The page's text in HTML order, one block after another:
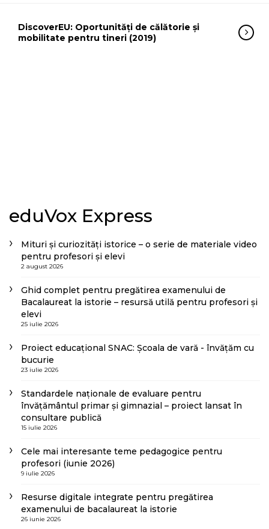
DiscoverEU: Oportunități de călătorie și
mobilitate pentru tineri (2019)
eduVox Express
Mituri și curiozități istorice – o serie de materiale video
pentru profesori și elevi
2 august 2026
Ghid complet pentru pregătirea examenului de
Bacalaureat la istorie – resursă utilă pentru profesori și
elevi
25 iulie 2026
Proiect educațional SNAC: Școala de vară - învățăm cu
bucurie
23 iulie 2026
Standardele naționale de evaluare pentru
învățământul primar și gimnazial – proiect lansat în
consultare publică
15 iulie 2026
Cele mai interesante teme pedagogice pentru
profesori (iunie 2026)
9 iulie 2026
Resurse digitale integrate pentru pregătirea
examenului de bacalaureat la istorie
26 iunie 2026